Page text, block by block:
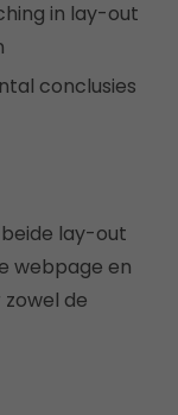
conclusies
lay-out
webpage en
de